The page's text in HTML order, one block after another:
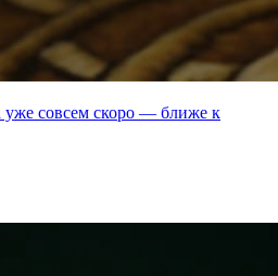
уже совсем скоро — ближе к